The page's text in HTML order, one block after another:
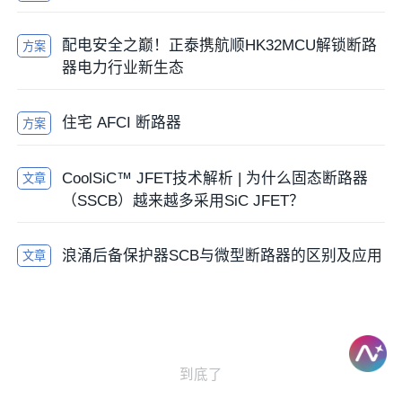
方案
配电安全之巅！正泰携航顺HK32MCU解锁断路
器电力行业新生态
方案 住宅 AFCI 断路器
文章
CoolSiC™ JFET技术解析 | 为什么固态断路器
（SSCB）越来越多采用SiC JFET？
文章 浪涌后备保护器SCB与微型断路器的区别及应用